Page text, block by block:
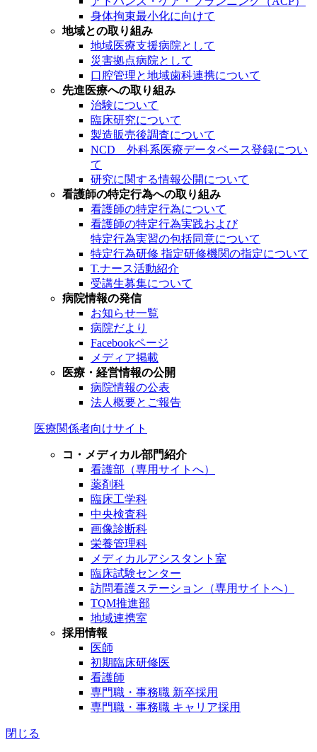
身体拘束最小化に向けて
地域との取り組み
地域医療支援病院として
災害拠点病院として
口腔管理と地域歯科連携について
先進医療への取り組み
治験について
臨床研究について
製造販売後調査について
NCD 外科系医療データベース登録につい
て
研究に関する情報公開について
看護師の特定行為への取り組み
看護師の特定行為について
看護師の特定行為実践および
特定行為実習の包括同意について
特定行為研修 指定研修機関の指定について
T.ナース活動紹介
受講生募集について
病院情報の発信
お知らせ一覧
病院だより
Facebookページ
メディア掲載
医療・経営情報の公開
病院情報の公表
法人概要とご報告
医療関係者向けサイト
コ・メディカル部門紹介
看護部（専用サイトへ）
薬剤科
臨床工学科
中央検査科
画像診断科
栄養管理科
メディカルアシスタント室
臨床試験センター
訪問看護ステーション（専用サイトへ）
TQM推進部
地域連携室
採用情報
医師
初期臨床研修医
看護師
専門職・事務職 新卒採用
専門職・事務職 キャリア採用
閉じる